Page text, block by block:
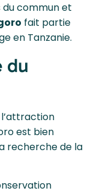
commun et
fait partie
en Tanzanie.
du
est bien
recherche de la